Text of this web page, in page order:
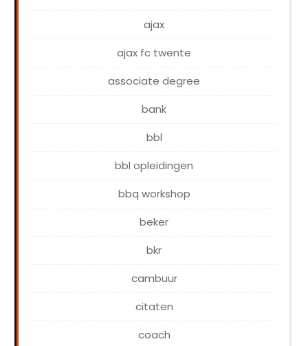
ajax
ajax fc twente
associate degree
bank
bbl
bbl opleidingen
bbq workshop
beker
bkr
cambuur
citaten
coach